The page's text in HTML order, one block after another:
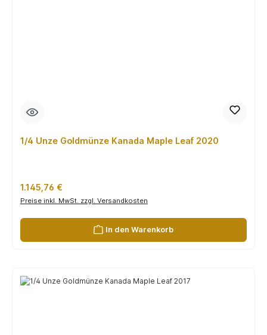
1/4 Unze Goldmünze Kanada Maple Leaf 2020
Regulärer Preis:
1.145,76 €
Preise inkl. MwSt. zzgl. Versandkosten
In den Warenkorb